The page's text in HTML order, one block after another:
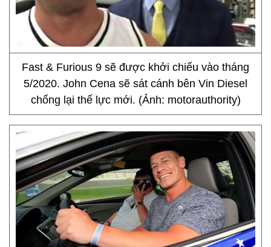
Fast & Furious 9 sẽ được khởi chiếu vào tháng
5/2020. John Cena sẽ sát cánh bên Vin Diesel
chống lại thế lực mới. (Ảnh: motorauthority)